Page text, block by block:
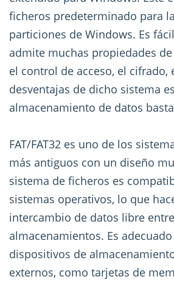
ficheros predeterminado para
particiones de Windows. Es
admite muchas propiedades
el control de acceso, el cifrado,
desventajas de dicho sistema
almacenamiento de datos
FAT/FAT32 es uno de los
más antiguos con un diseño
sistema de ficheros es
sistemas operativos, lo que
intercambio de datos libre
almacenamientos. Es
dispositivos de
externos, como tarjetas de